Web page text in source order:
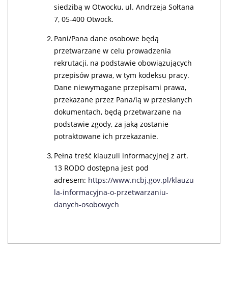
siedzibą w Otwocku, ul. Andrzeja Sołtana
7, 05-400 Otwock.
Pani/Pana dane osobowe będą
przetwarzane w celu prowadzenia
rekrutacji, na podstawie obowiązujących
przepisów prawa, w tym kodeksu pracy.
Dane niewymagane przepisami prawa,
przekazane przez Pana/ią w przesłanych
dokumentach, będą przetwarzane na
podstawie zgody, za jaką zostanie
potraktowane ich przekazanie.
Pełna treść klauzuli informacyjnej z art.
13 RODO dostępna jest pod
adresem: https://www.ncbj.gov.pl/klauzu
la-informacyjna-o-przetwarzaniu-
danych-osobowych